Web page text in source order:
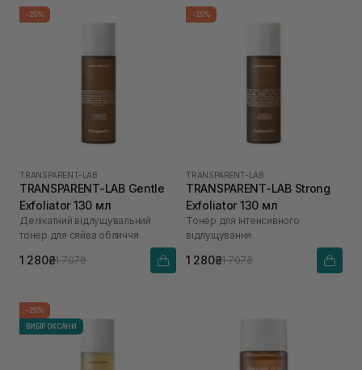
-25%
TRANSPARENT-LAB
TRANSPARENT-LAB Gentle
Exfoliator 130 мл
Делікатний відлущувальний
тонер для сяйва обличчя
1 280₴1 707₴
-25%
TRANSPARENT-LAB
TRANSPARENT-LAB Strong
Exfoliator 130 мл
Тонер для інтенсивного
відлущування
1 280₴1 707₴
-25%
ВИБІР ОКСАНИ